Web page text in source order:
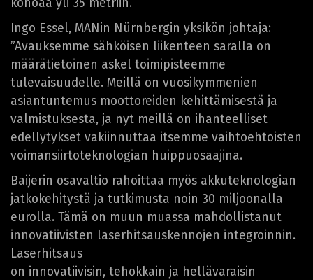
Ingo Essel, MANin Nürnbergin yksikön johtaja:
”Avauksemme sähköisen liikenteen saralla on
määrätietoinen askel toimipisteemme
tulevaisuudelle. Meillä on vuosikymmenien
asiantuntemus moottoreiden kehittämisestä ja
valmistuksesta, ja nyt meillä on ihanteelliset
edellytykset vakiinnuttaa itsemme vaihtoehtoisten
voimansiirtoteknologian huippuosaajina.
Baijerin osavaltio rahoittaa myös akkuteknologian
jatkokehitystä ja tutkimusta noin 30 miljoonalla
eurolla. Tämä on muun muassa mahdollistanut
innovatiivisten laserhitsauskennojen integroinnin.
Laserhitsaus
on innovatiivisin, tehokkain ja hellävaraisin